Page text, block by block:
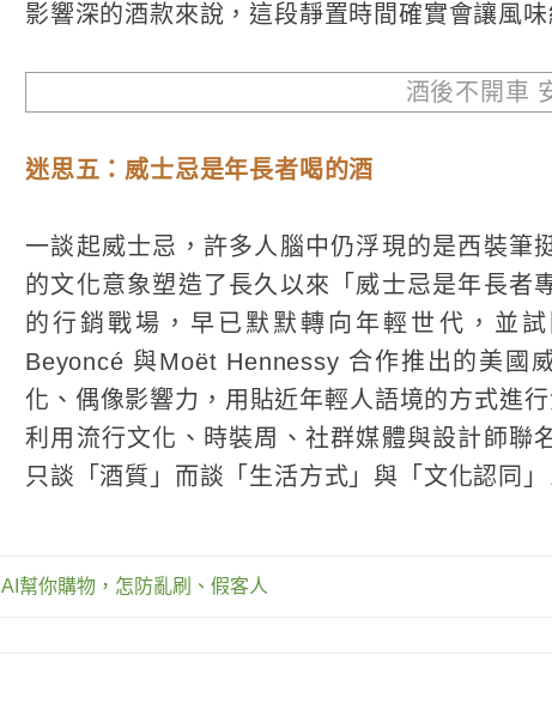
影響深的酒款來說，這段靜置時間確實會讓風
酒後不開車
迷思五：威士忌是年長者喝的酒
一談起威士忌，許多人腦中仍浮現的是西裝筆
的文化意象塑造了長久以來「威士忌是年長者
的行銷戰場，早已默默轉向年輕世代，並
Beyoncé 與Moët Hennessy 合作推出的美國
化、偶像影響力，用貼近年輕人語境的方式進
利用流行文化、時裝周、社群媒體與設計師聯
只談「酒質」而談「生活方式」與「文化認同
AI幫你購物，怎防亂刷、假客人